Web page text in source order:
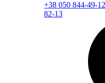
+38 050 844-49-12
82-13